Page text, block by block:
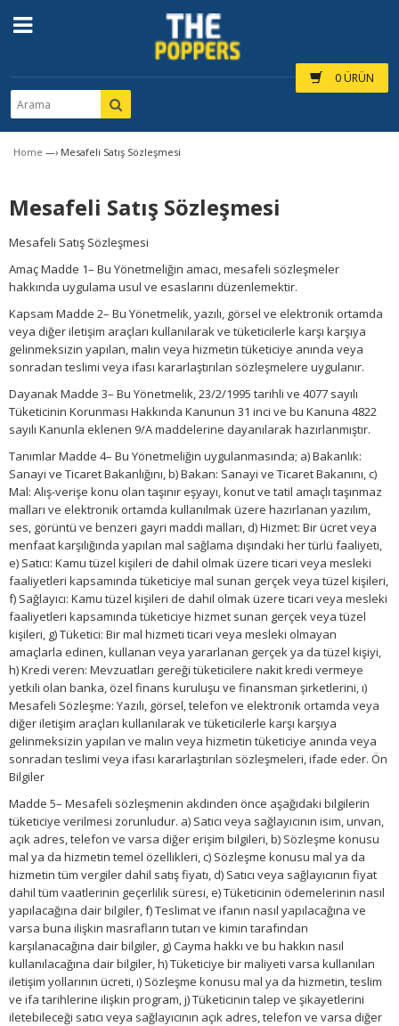
0 ÜRÜN
Home —› Mesafeli Satış Sözleşmesi
Mesafeli Satış Sözleşmesi
Mesafeli Satış Sözleşmesi
Amaç Madde 1– Bu Yönetmeliğin amacı, mesafeli sözleşmeler
hakkında uygulama usul ve esaslarını düzenlemektir.
Kapsam Madde 2– Bu Yönetmelik, yazılı, görsel ve elektronik ortamda
veya diğer iletişim araçları kullanılarak ve tüketicilerle karşı karşıya
gelinmeksizin yapılan, malın veya hizmetin tüketiciye anında veya
sonradan teslimi veya ifası kararlaştırılan sözleşmelere uygulanır.
Dayanak Madde 3– Bu Yönetmelik, 23/2/1995 tarihli ve 4077 sayılı
Tüketicinin Korunması Hakkında Kanunun 31 inci ve bu Kanuna 4822
sayılı Kanunla eklenen 9/A maddelerine dayanılarak hazırlanmıştır.
Tanımlar Madde 4– Bu Yönetmeliğin uygulanmasında; a) Bakanlık:
Sanayi ve Ticaret Bakanlığını, b) Bakan: Sanayi ve Ticaret Bakanını, c)
Mal: Alış-verişe konu olan taşınır eşyayı, konut ve tatil amaçlı taşınmaz
malları ve elektronik ortamda kullanılmak üzere hazırlanan yazılım,
ses, görüntü ve benzeri gayri maddi malları, d) Hizmet: Bir ücret veya
menfaat karşılığında yapılan mal sağlama dışındaki her türlü faaliyeti,
e) Satıcı: Kamu tüzel kişileri de dahil olmak üzere ticari veya mesleki
faaliyetleri kapsamında tüketiciye mal sunan gerçek veya tüzel kişileri,
f) Sağlayıcı: Kamu tüzel kişileri de dahil olmak üzere ticari veya mesleki
faaliyetleri kapsamında tüketiciye hizmet sunan gerçek veya tüzel
kişileri, g) Tüketici: Bir mal hizmeti ticari veya mesleki olmayan
amaçlarla edinen, kullanan veya yararlanan gerçek ya da tüzel kişiyi,
h) Kredi veren: Mevzuatları gereği tüketicilere nakit kredi vermeye
yetkili olan banka, özel finans kuruluşu ve finansman şirketlerini, ı)
Mesafeli Sözleşme: Yazılı, görsel, telefon ve elektronik ortamda veya
diğer iletişim araçları kullanılarak ve tüketicilerle karşı karşıya
gelinmeksizin yapılan ve malın veya hizmetin tüketiciye anında veya
sonradan teslimi veya ifası kararlaştırılan sözleşmeleri, ifade eder. Ön
Bilgiler
Madde 5– Mesafeli sözleşmenin akdinden önce aşağıdaki bilgilerin
tüketiciye verilmesi zorunludur. a) Satıcı veya sağlayıcının isim, unvan,
açık adres, telefon ve varsa diğer erişim bilgileri, b) Sözleşme konusu
mal ya da hizmetin temel özellikleri, c) Sözleşme konusu mal ya da
hizmetin tüm vergiler dahil satış fiyatı, d) Satıcı veya sağlayıcının fiyat
dahil tüm vaatlerinin geçerlilik süresi, e) Tüketicinin ödemelerinin nasıl
yapılacağına dair bilgiler, f) Teslimat ve ifanın nasıl yapılacağına ve
varsa buna ilişkin masrafların tutarı ve kimin tarafından
karşılanacağına dair bilgiler, g) Cayma hakkı ve bu hakkın nasıl
kullanılacağına dair bilgiler, h) Tüketiciye bir maliyeti varsa kullanılan
iletişim yollarının ücreti, ı) Sözleşme konusu mal ya da hizmetin, teslim
ve ifa tarihlerine ilişkin program, j) Tüketicinin talep ve şikayetlerini
iletebileceği satıcı veya sağlayıcının açık adres, telefon ve varsa diğer